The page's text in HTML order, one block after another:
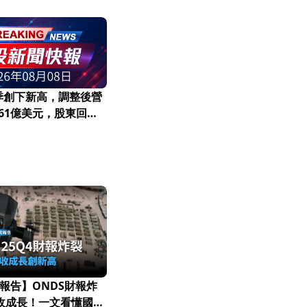
下新高，調整後營
億美元，股東回報
告】ONDS財報炸
成長！一文看懂國防